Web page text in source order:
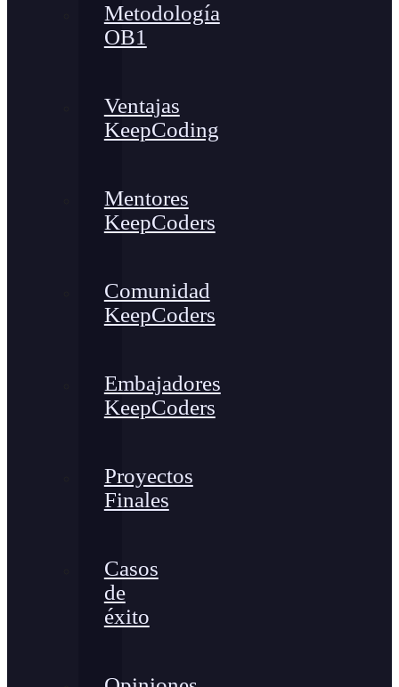
Metodología
OB1
Ventajas
KeepCoding
Mentores
KeepCoders
Comunidad
KeepCoders
Embajadores
KeepCoders
Proyectos
Finales
Casos
de
éxito